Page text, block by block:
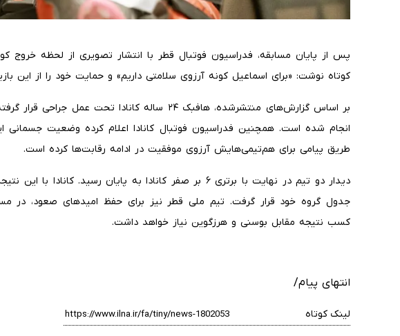
پس از پایان مسابقه، فدراسیون فوتبال قطر با انتشار تصویری از لحظه خروج
کوتاه نوشت: «برای اسماعیل کونه آرزوی سلامتی داریم» و حمایت خود را از این
بر اساس گزارش‌های منتشرشده، هافبک ۲۴ ساله کانادا تحت
انجام شده است. همچنین فدراسیون فوتبال کانادا اعلام کرده وضعیت جسمانی
طریق پیامی برای هم‌تیمی‌هایش آرزوی موفقیت در ادامه رقابت‌ها کرده است.
دیدار دو تیم در نهایت با برتری ۶ بر صفر کانادا به پایان رسید.
جدول گروه خود قرار گرفت. تیم ملی قطر نیز برای حفظ امیدهای صعود، در
کسب نتیجه مقابل بوسنی و هرزگوین نیاز خواهد داشت.
انتهای پیام/
لینک کوتاه